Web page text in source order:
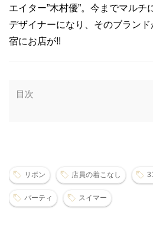
エイター”木村優”。今までマルチ
デザイナーになり、そのブラン
宿にお店が!!
目次
リボン 店員の着こなし
パーティ スイマー